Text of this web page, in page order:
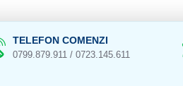
TELEFON COMENZI
0799.879.911 / 0723.145.611